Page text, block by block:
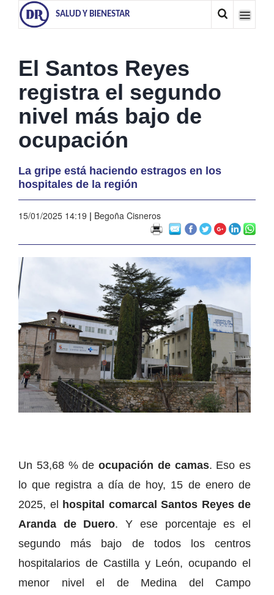
SALUD Y BIENESTAR
El Santos Reyes
registra el segundo
nivel más bajo de
ocupación
La gripe está haciendo estragos en los
hospitales de la región
15/01/2025 14:19 | Begoña Cisneros
Un 53,68 % de ocupación de camas. Eso es
lo que registra a día de hoy, 15 de enero de
2025, el hospital comarcal Santos Reyes de
Aranda de Duero. Y ese porcentaje es el
segundo más bajo de todos los centros
hospitalarios de Castilla y León, ocupando el
menor nivel el de Medina del Campo